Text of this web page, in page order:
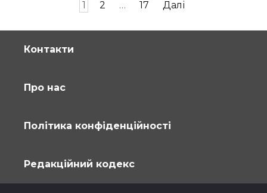
1 2 … 17 Далі
Контакти
Про нас
Політика конфіденційності
Редакційний кодекс